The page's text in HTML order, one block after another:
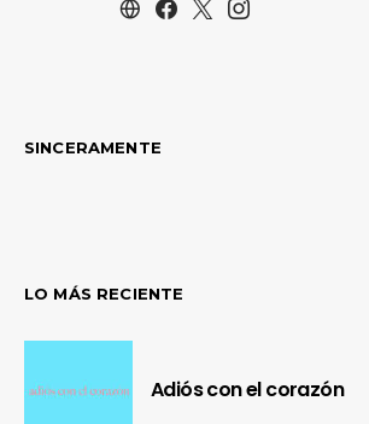
SINCERAMENTE
LO MÁS RECIENTE
Adiós con el corazón